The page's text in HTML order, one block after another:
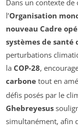
Dans un contexte
l’Organisation
nouveau Cadre
systèmes de santé
perturbations
la COP-28,
carbone tout en
défis posés par le
Ghebreyesus
simultanément, afin